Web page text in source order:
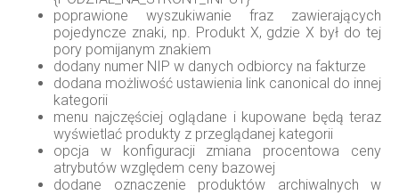
poprawione wyszukiwanie fraz zawierających
pojedyncze znaki, np. Produkt X, gdzie X był do tej
pory pomijanym znakiem
dodany numer NIP w danych odbiorcy na fakturze
dodana możliwość ustawienia link canonical do innej
kategorii
menu najczęściej oglądane i kupowane będą teraz
wyświetlać produkty z przeglądanej kategorii
opcja w konfiguracji zmiana procentowa ceny
atrybutów względem ceny bazowej
dodane oznaczenie produktów archiwalnych w